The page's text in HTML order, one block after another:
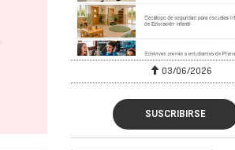
03/06/2026
SUSCRIBIRSE